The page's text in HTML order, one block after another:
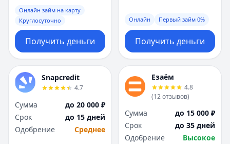
Онлайн займ на карту
Круглосуточно
Получить деньги
Онлайн Первый займ 0%
Получить деньги
Snapcredit
4.7
Сумма
до 20 000 ₽
Срок
до 15 дней
Одобрение
Среднее
Езаём
4.8
(12отзывов)
Сумма
до 15 000 ₽
Срок
до 35 дней
Одобрение
Высокое